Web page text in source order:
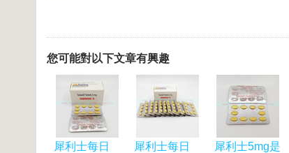
您可能對以下文章有興趣
犀利士每日
犀利士每日
犀利士5mg是